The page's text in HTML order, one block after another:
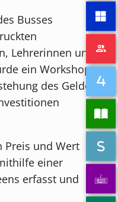
Busses
Lehrerinnen und
ein Workshop
des Geldes
Preis und Wert
einer
erfasst und